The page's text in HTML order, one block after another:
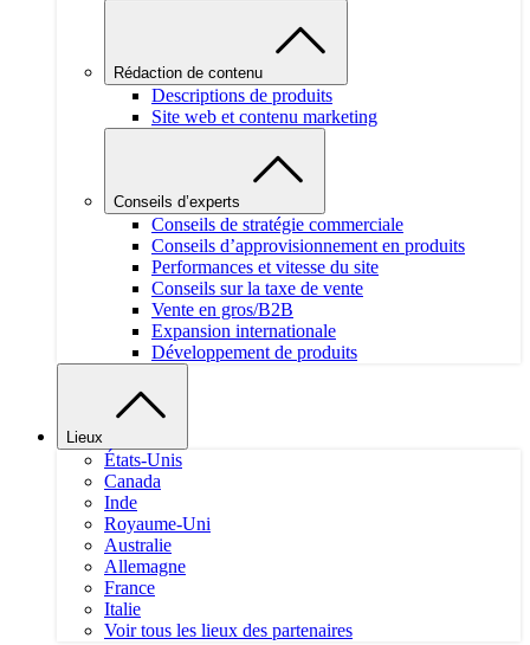
Rédaction de contenu
Descriptions de produits
Site web et contenu marketing
Conseils d’experts
Conseils de stratégie commerciale
Conseils d’approvisionnement en produits
Performances et vitesse du site
Conseils sur la taxe de vente
Vente en gros/B2B
Expansion internationale
Développement de produits
Lieux
États-Unis
Canada
Inde
Royaume-Uni
Australie
Allemagne
France
Italie
Voir tous les lieux des partenaires